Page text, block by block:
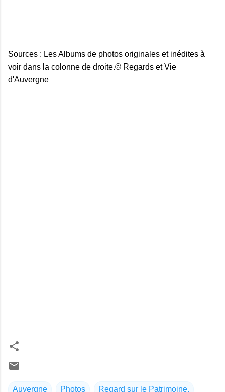
Sources : Les Albums de photos originales et inédites à
voir dans la colonne de droite.© Regards et Vie
d'Auvergne
Auvergne Photos Regard sur le Patrimoine.